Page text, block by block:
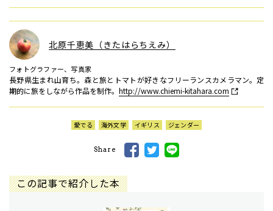
北原千恵美（きたはらちえみ）
フォトグラファー、写真家
長野県生まれ山育ち。森と旅とトマトが好きなフリーランスカメラマン。定
期的に旅をしながら作品を制作。 http://www.chiemi-kitahara.com
愛でる 海外文学 イギリス ジェンダー
Share
この記事で紹介した本